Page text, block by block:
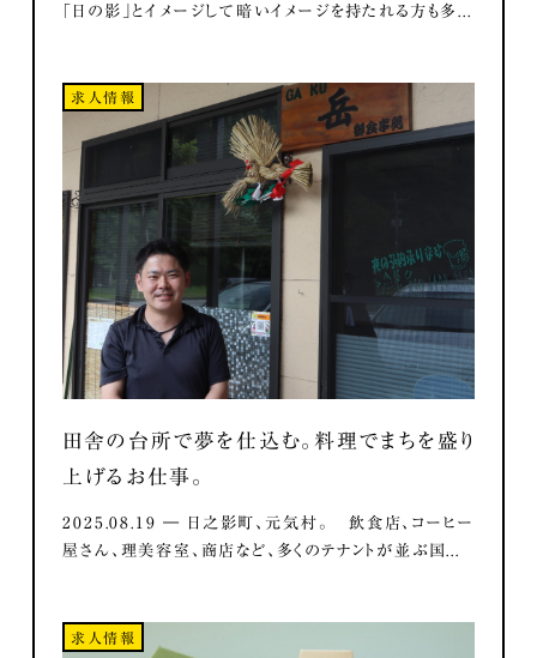
「日の影」とイメージして暗いイメージを持たれる方も多...
求人情報
田舎の台所で夢を仕込む。料理でまちを盛り
上げるお仕事。
2025.08.19 ― 日之影町、元気村。 飲食店、コーヒー
屋さん、理美容室、商店など、多くのテナントが並ぶ国...
求人情報